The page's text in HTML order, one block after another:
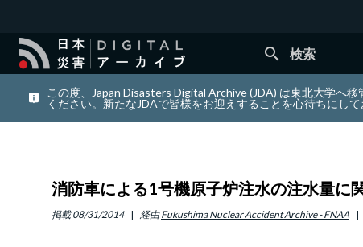
search 検索
この度、Japan Disasters Digital Archive (JDA) は東北大学へ
ください。新たなJDAで皆様をお迎えすることを心待ちにして
消防車による1号機原子炉注水の注水量に
掲載 08/31/2014 経由 Fukushima Nuclear Accident Archive - FNAA